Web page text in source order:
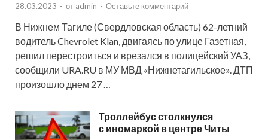
28.03.2023 - от admin - Оставьте комментарий
В Нижнем Тагиле (Свердловская область) 62-летний
водитель Chevrolet Klan, двигаясь по улице Газетная,
решил перестроиться и врезался в полицейский УАЗ,
сообщили URA.RU в МУ МВД «Нижнетагильское». ДТП
произошло днем 27 …
Троллейбус столкнулся
с иномаркой в центре Читы